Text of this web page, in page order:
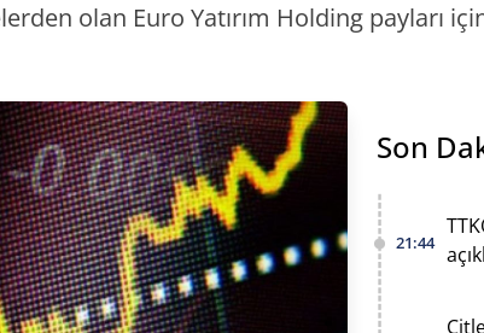
olan Euro Yatırım Holding payları
Son
21:44